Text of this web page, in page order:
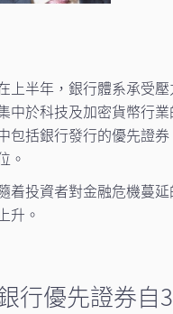
上半年，銀行體系承受
中於科技及加密貨幣行
包括銀行發行的優先證
。
着投資者對金融危機蔓
上升。
行優先證券自